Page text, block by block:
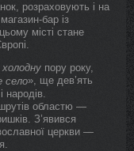
розраховують і на
бар із
місті стане
холодну пору року,
село», ще дев’ять
народів.
областю —
З’явився
церкви —